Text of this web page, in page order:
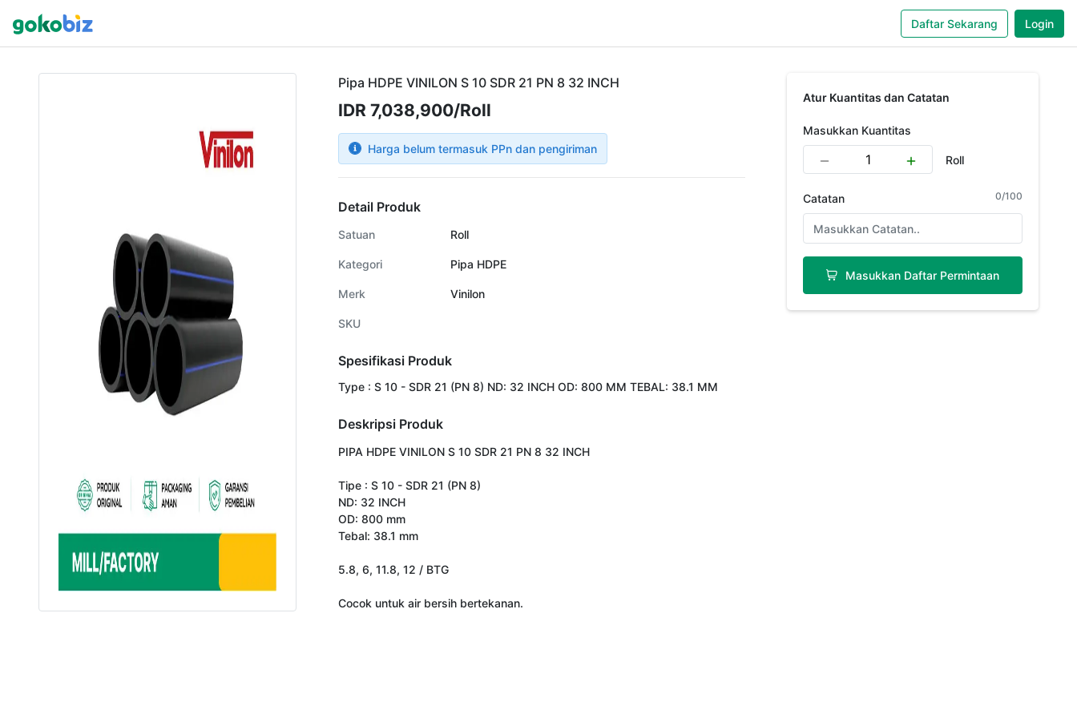
Daftar Sekarang Login
Pipa HDPE VINILON S 10 SDR 21 PN 8 32 INCH
IDR 7,038,900/Roll
Harga belum termasuk PPn dan pengiriman
Detail Produk
Satuan Roll
Kategori Pipa HDPE
Merk Vinilon
SKU
Spesifikasi Produk
Type : S 10 - SDR 21 (PN 8) ND: 32 INCH OD: 800 MM TEBAL: 38.1 MM
Deskripsi Produk
PIPA HDPE VINILON S 10 SDR 21 PN 8 32 INCH
Tipe : S 10 - SDR 21 (PN 8)
ND: 32 INCH
OD: 800 mm
Tebal: 38.1 mm
5.8, 6, 11.8, 12 / BTG
Cocok untuk air bersih bertekanan.
Atur Kuantitas dan Catatan
Masukkan Kuantitas
Roll
Catatan 0/100
Masukkan Daftar Permintaan